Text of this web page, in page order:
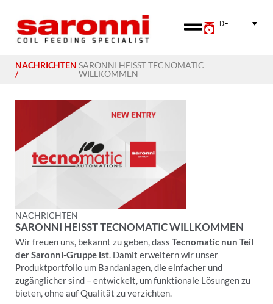
DE
NACHRICHTEN
/
SARONNI HEISST TECNOMATIC W
ILLKOMMEN
NACHRICHTEN
SARONNI HEISST TECNOMATIC WILLKOMMEN
Wir freuen uns, bekannt zu geben, dass Tecnomatic nun Teil
der Saronni-Gruppe ist. Damit erweitern wir unser
Produktportfolio um Bandanlagen, die einfacher und
zugänglicher sind – entwickelt, um funktionale Lösungen zu
bieten, ohne auf Qualität zu verzichten.